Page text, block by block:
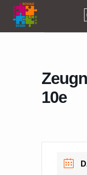
10e